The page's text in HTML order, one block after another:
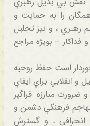
را به حمايت و
رهبري ، و نيز تجليل
فداكار – بويژه مراجع
است حفظ روحيه
انقلابي براي ايفاي
ضرورت مبارزه فراگير
فرهنگي دشمن و
، و گسترش